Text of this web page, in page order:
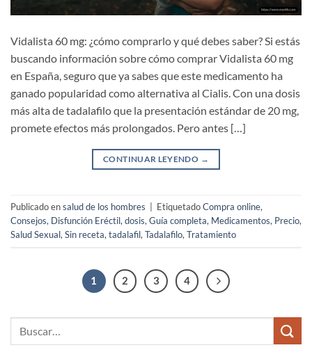
Vidalista 60 mg: ¿cómo comprarlo y qué debes saber? Si estás
buscando información sobre cómo comprar Vidalista 60 mg
en España, seguro que ya sabes que este medicamento ha
ganado popularidad como alternativa al Cialis. Con una dosis
más alta de tadalafilo que la presentación estándar de 20 mg,
promete efectos más prolongados. Pero antes […]
CONTINUAR LEYENDO →
Publicado ensalud de los hombres EtiquetadoCompra online,
Consejos, Disfunción Eréctil,dosis,Guía completa, Medicamentos, Precio,
Salud Sexual,Sin receta,tadalafil,Tadalafilo,Tratamiento
1 2 3 4